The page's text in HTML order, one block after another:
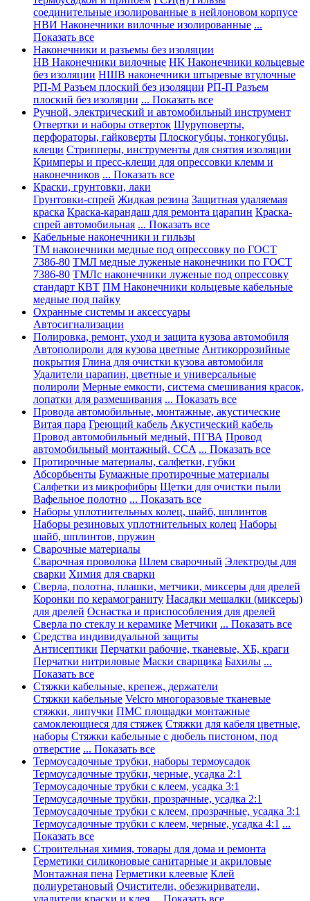
соединительные изолированные в нейлоновом корпусе
НВИ Наконечники вилочные изолированные ...
Показать все
Наконечники и разъемы без изоляции
НВ Наконечники вилочные НК Наконечники кольцевые
без изоляции НШВ наконечники штыревые втулочные
РП-М Разъем плоский без изоляции РП-П Разъем
плоский без изоляции ... Показать все
Ручной, электрический и автомобильный инструмент
Отвертки и наборы отверток Шуруповерты,
перфораторы, гайковерты Плоскогубцы, тонкогубцы,
клещи Стрипперы, инструменты для снятия изоляции
Кримперы и пресс-клещи для опрессовки клемм и
наконечников ... Показать все
Краски, грунтовки, лаки
Грунтовки-спрей Жидкая резина Защитная удаляемая
краска Краска-карандаш для ремонта царапин Краска-
спрей автомобильная ... Показать все
Кабельные наконечники и гильзы
ТМ наконечники медные под опрессовку по ГОСТ
7386-80 ТМЛ медные луженые наконечники по ГОСТ
7386-80 ТМЛс наконечники луженые под опрессовку
стандарт КВТ ПМ Наконечники кольцевые кабельные
медные под пайку
Охранные системы и аксессуары
Автосигнализации
Полировка, ремонт, уход и защита кузова автомобиля
Автополироли для кузова цветные Антикоррозийные
покрытия Глина для очистки кузова автомобиля
Удалители царапин, цветные и универсальные
полироли Мерные емкости, система смешивания красок,
лопатки для размешивания ... Показать все
Провода автомобильные, монтажные, акустические
Витая пара Греющий кабель Акустический кабель
Провод автомобильный медный, ПГВА Провод
автомобильный монтажный, CCA ... Показать все
Протирочные материалы, салфетки, губки
Абсорбьенты Бумажные протирочные материалы
Салфетки из микрофибры Щетки для очистки пыли
Вафельное полотно ... Показать все
Наборы уплотнительных колец, шайб, шплинтов
Наборы резиновых уплотнительных колец Наборы
шайб, шплинтов, пружин
Сварочные материалы
Сварочная проволока Шлем сварочный Электроды для
сварки Химия для сварки
Сверла, полотна, плашки, метчики, миксеры для дрелей
Коронки по керамограниту Насадки мешалки (миксеры)
для дрелей Оснастка и приспособления для дрелей
Сверла по стеклу и керамике Метчики ... Показать все
Средства индивидуальной защиты
Антисептики Перчатки рабочие, тканевые, ХБ, краги
Перчатки нитриловые Маски сварщика Бахилы ...
Показать все
Стяжки кабельные, крепеж, держатели
Стяжки кабельные Velcro многоразовые тканевые
стяжки, липучки ПМС площадки монтажные
самоклеющиеся для стяжек Стяжки для кабеля цветные,
наборы Стяжки кабельные с дюбель пистоном, под
отверстие ... Показать все
Термоусадочные трубки, наборы термоусадок
Термоусадочные трубки, черные, усадка 2:1
Термоусадочные трубки с клеем, усадка 3:1
Термоусадочные трубки, прозрачные, усадка 2:1
Термоусадочные трубки с клеем, прозрачные, усадка 3:1
Термоусадочные трубки с клеем, черные, усадка 4:1 ...
Показать все
Строительная химия, товары для дома и ремонта
Герметики силиконовые санитарные и акриловые
Монтажная пена Герметики клеевые Клей
полиуретановый Очистители, обезжириватели,
удалители краски и клея ... Показать все